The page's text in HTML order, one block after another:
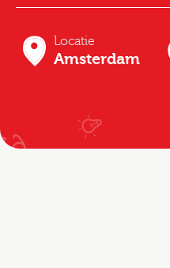
Locatie
Amsterdam